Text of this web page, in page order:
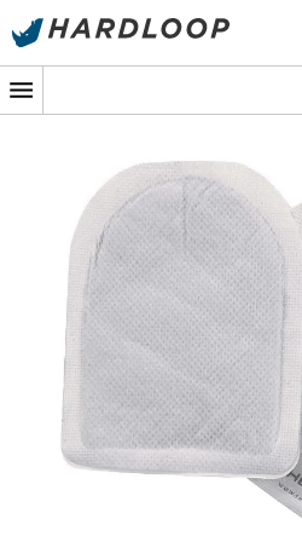
Promoções de verão 🔥 -5%